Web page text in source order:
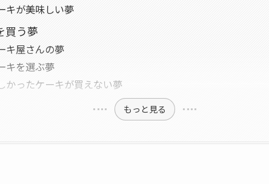
キが美味しい夢
買う夢
キ屋さんの夢
キを選ぶ夢
かったケーキが買えない夢
もっと見る